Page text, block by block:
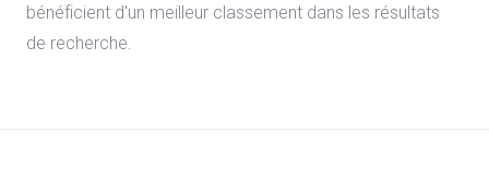
bénéficient d'un meilleur classement dans les résultats
de recherche.